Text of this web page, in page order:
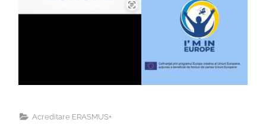
Acreditare ERASMUS+